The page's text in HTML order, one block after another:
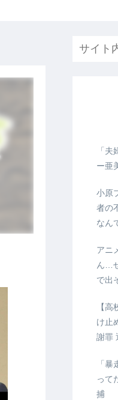
「
ー亜
小原
者の
なん
アニ
ん…
で出
【
け止
謝罪
「
って
捕